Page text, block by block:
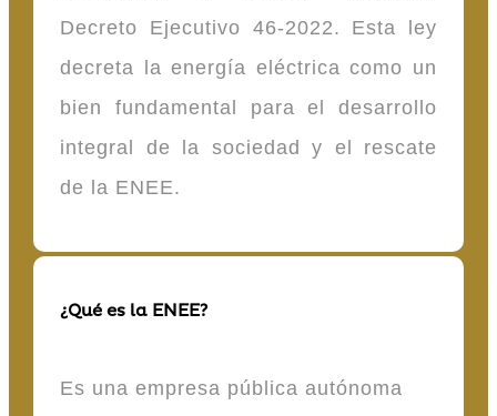
Decreto Ejecutivo 46-2022. Esta ley
decreta la energía eléctrica como un
bien fundamental para el desarrollo
integral de la sociedad y el rescate
de la ENEE.
¿Qué es la ENEE?
Es una empresa pública autónoma